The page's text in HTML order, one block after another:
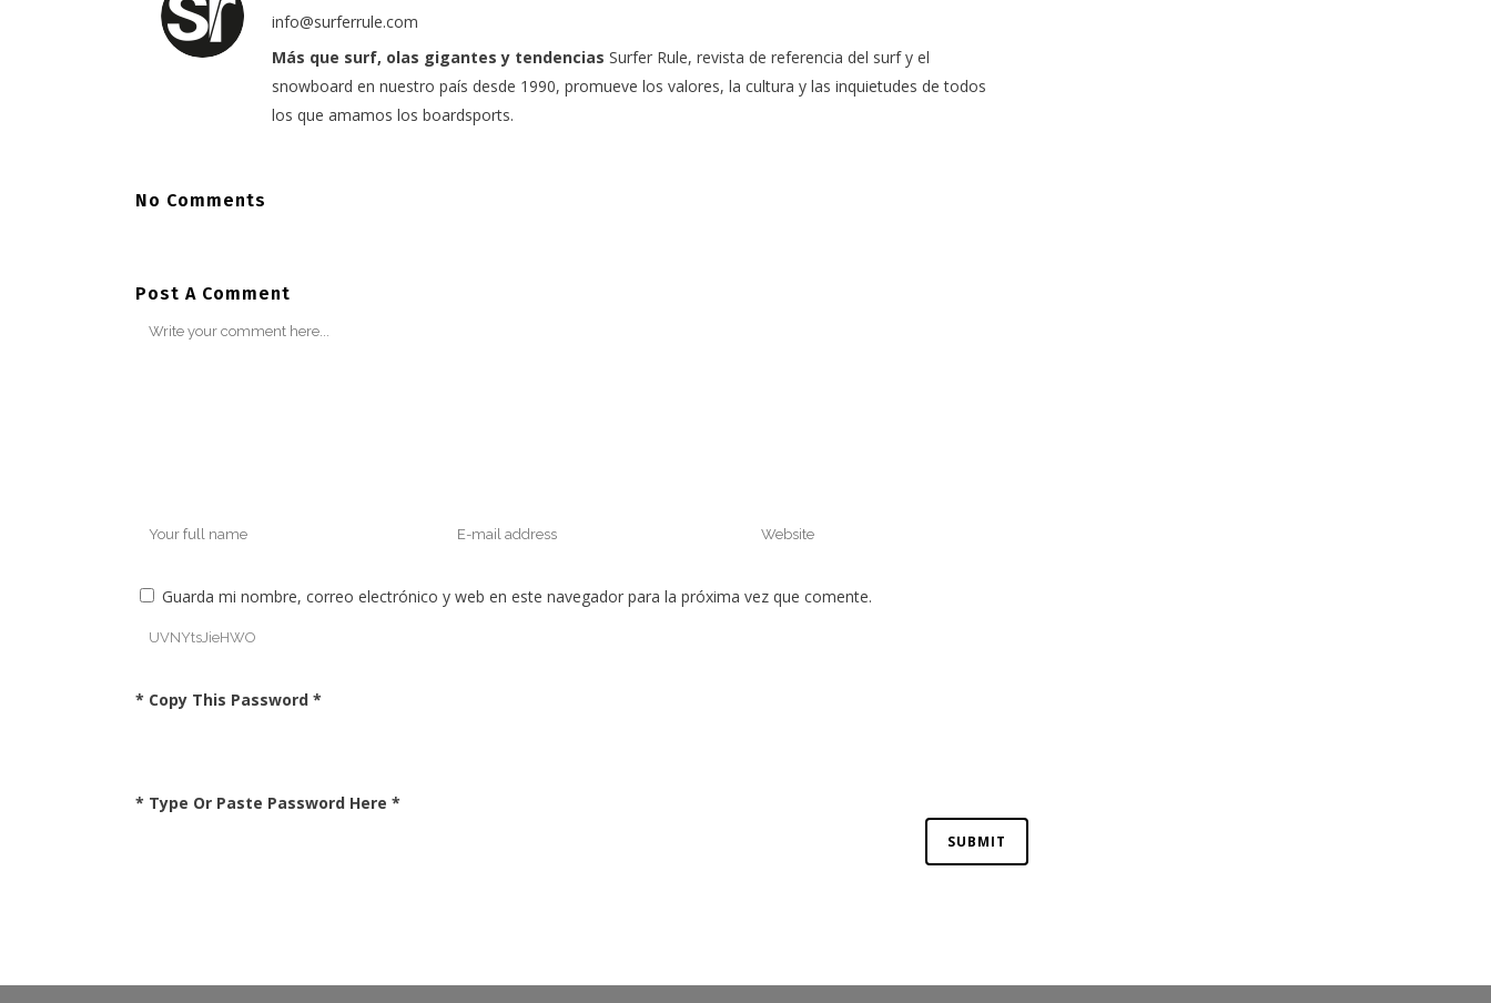
info@surferrule.com
Más que surf, olas gigantes y tendencias Surfer Rule, revista de referencia del surf y el
snowboard en nuestro país desde 1990, promueve los valores, la cultura y las inquietudes de todos
los que amamos los boardsports.
No Comments
Post A Comment
Guarda mi nombre, correo electrónico y web en este navegador para la próxima vez que comente.
* Copy This Password *
* Type Or Paste Password Here *